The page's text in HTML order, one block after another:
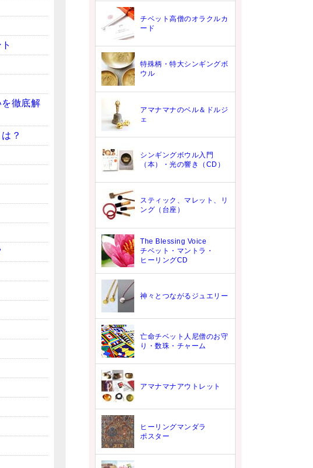
徹底解
？
チベット高僧のオラクルカ
ード
特殊柄・特大シンギングボ
ウル
アマナマナのベル＆ドルジ
ェ
シンギングボウル入門
（本）・光の響き（CD）
スティック、マレット、リ
ング（台座）
The Blessing Voice
チベット・マントラ・
ヒーリングCD
神々とつながるジュエリー
亡命チベット人尼僧のお守
り・数珠・チャーム
アマナマナアウトレット
ヒーリングマンダラ
ポスター